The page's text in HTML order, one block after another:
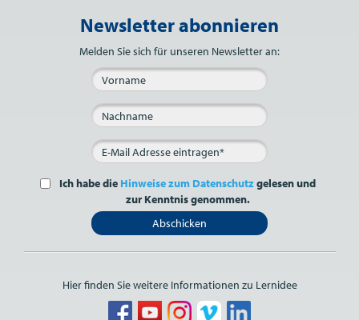
Bitte nicht ausfüllen.
Newsletter abonnieren
Melden Sie sich für unseren Newsletter an:
Ich habe die Hinweise zum Datenschutzgelesen und
zur Kenntnis genommen.
Abschicken
Hier finden Sie weitere Informationen zu Lernidee